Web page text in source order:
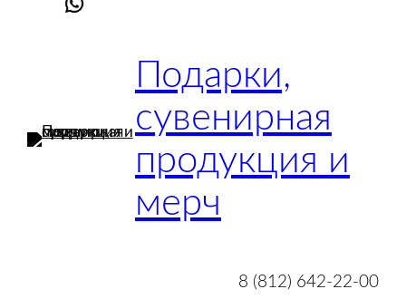
Подарки,
сувенирная
продукция и
мерч
8 (812) 642-22-00